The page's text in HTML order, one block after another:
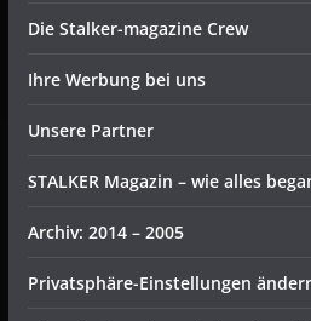
Die Stalker-magazine Crew
Ihre Werbung bei uns
Unsere Partner
STALKER Magazin – wie alles
Archiv: 2014 – 2005
Privatsphäre-Einstellungen